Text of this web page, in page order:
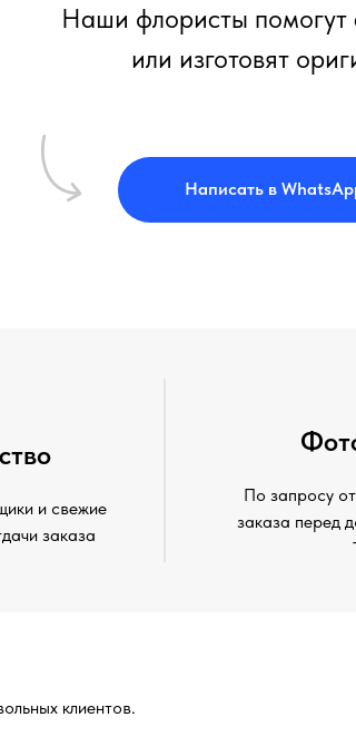
Наши флористы помогут
или изготовят
Написать в
и свежие
заказа
По запросу
заказа перед
клиентов.